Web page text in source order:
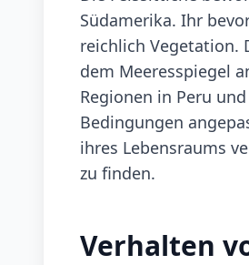
Südamerika. Ihr
reichlich Vegetation.
dem Meeresspiegel
Regionen in Peru
Bedingungen
ihres Lebensraums
zu finden.
Verhalten